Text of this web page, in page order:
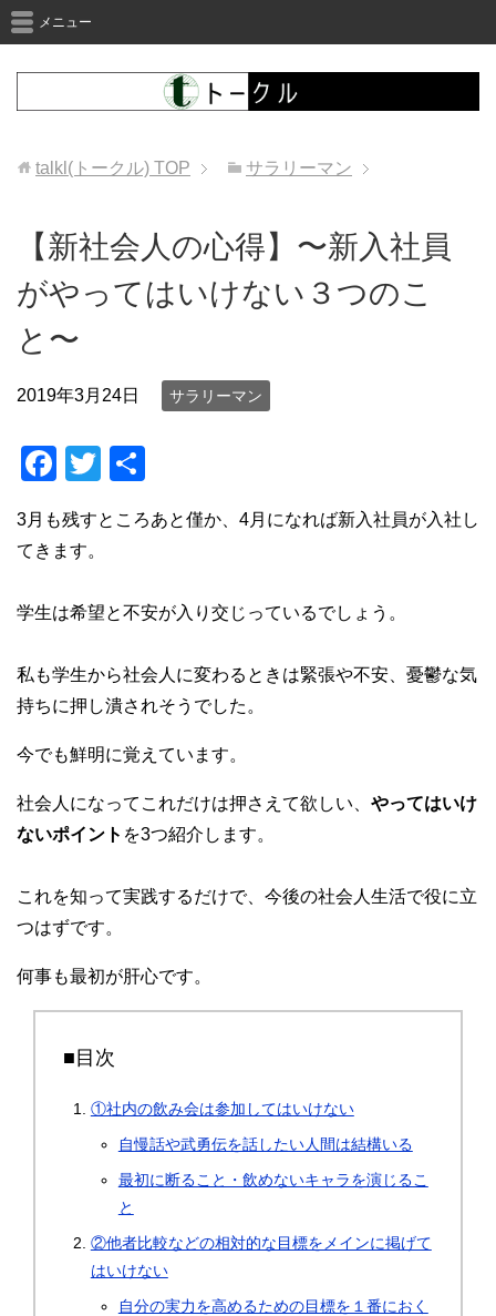
メニュー
talkl(トークル) TOP サラリーマン
【新社会人の心得】〜新入社員
がやってはいけない３つのこ
と〜
2019年3月24日 サラリーマン
F
a
c
e
b
o
k
T
tt
3月も残すところあと僅か、4月になれば新入社員が入社し
てきます。
学生は希望と不安が入り交じっているでしょう。
私も学生から社会人に変わるときは緊張や不安、憂鬱な気
持ちに押し潰されそうでした。
今でも鮮明に覚えています。
社会人になってこれだけは押さえて欲しい、 やってはいけ
ないポイント を3つ紹介します。
これを知って実践するだけで、今後の社会人生活で役に立
つはずです。
何事も最初が肝心です。
■目次
①社内の飲み会は参加してはいけない
自慢話や武勇伝を話したい人間は結構いる
最初に断ること・飲めないキャラを演じるこ
と
②他者比較などの相対的な目標をメインに掲げて
はいけない
自分の実力を高めるための目標を１番におく